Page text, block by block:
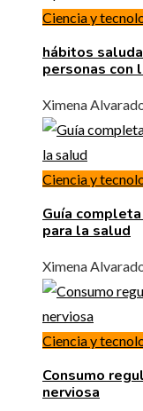
Ciencia y
hábitos
personas con
Ximena
Ciencia y
Guía
para la salud
Ximena
Ciencia y
Consumo
nerviosa